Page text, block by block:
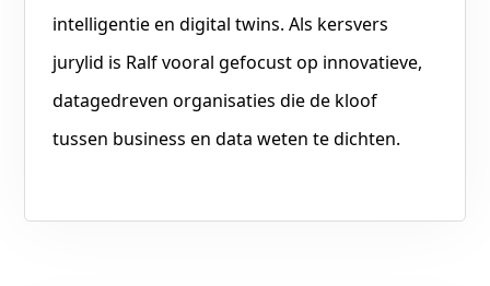
intelligentie en digital twins. Als kersvers
jurylid is Ralf vooral gefocust op innovatieve,
datagedreven organisaties die de kloof
tussen business en data weten te dichten.